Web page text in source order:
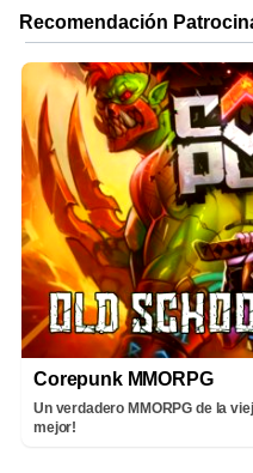
Corepunk MMORPG
Un verdadero MMORPG de la
mejor!